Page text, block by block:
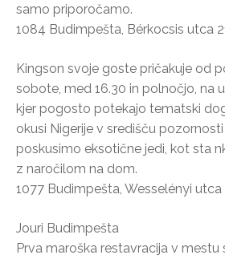
samo priporočamo.
1084 Budimpešta, Bérkocsis utca
Kingson svoje goste pričakuje od
sobote, med 16.30 in polnočjo, na
kjer pogosto potekajo tematski
okusi Nigerije v središču
poskusimo eksotične jedi, kot sta
z naročilom na dom.
1077 Budimpešta, Wesselényi utca
Jouri Budimpešta
Prva maroška restavracija v mestu